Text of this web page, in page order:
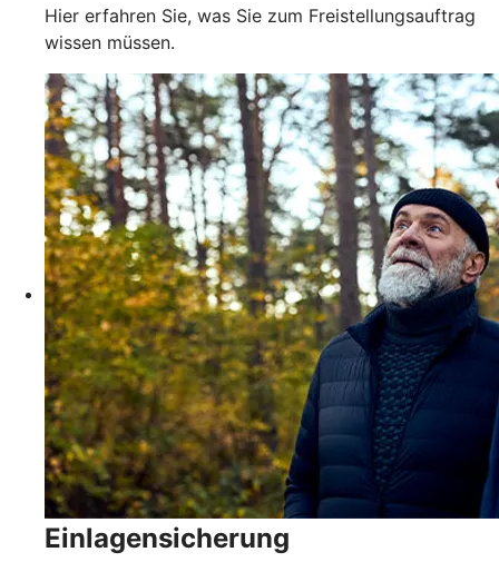
Hier erfahren Sie, was Sie zum Freistellungsauftrag
wissen müssen.
Einlagensicherung